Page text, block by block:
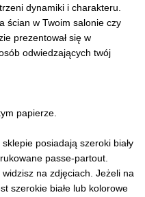
dynamiki i charakteru.
ścian w Twoim salonie czy
prezentował się w
odwiedzających twój
papierze.
posiadają szeroki biały
passe-partout.
na zdjęciach. Jeżeli na
szerokie białe lub kolorowe